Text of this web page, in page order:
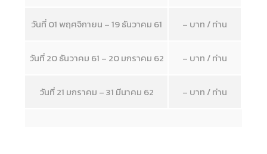
วันที่ 01 พฤศจิกายน – 19 ธันวาคม 61 – บาท / ท่าน
วันที่ 20 ธันวาคม 61 – 20 มกราคม 62 – บาท / ท่าน
วันที่ 21 มกราคม – 31 มีนาคม 62 – บาท / ท่าน